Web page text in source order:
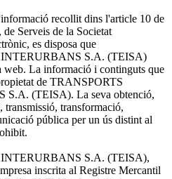
recollit dins l'article 10 de
Serveis de la Societat
es disposa que
S.A. (TEISA)
web. La informació i continguts que
de TRANSPORTS
(TEISA). La seva obtenció,
transformació,
pública per un ús distint al
S.A. (TEISA),
inscrita al Registre Mercantil